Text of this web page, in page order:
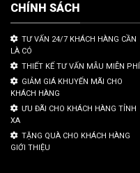
CHÍNH SÁCH
TƯ VẤN 24/7 KHÁCH HÀNG CẦN
LÀ CÓ
THIẾT KẾ TƯ VẤN MẪU MIỄN PHÍ
GIẢM GIÁ KHUYẾN MÃI CHO
KHÁCH HÀNG
ƯU ĐÃI CHO KHÁCH HÀNG TỈNH
XA
TẶNG QUÀ CHO KHÁCH HÀNG
GIỚI THIỆU